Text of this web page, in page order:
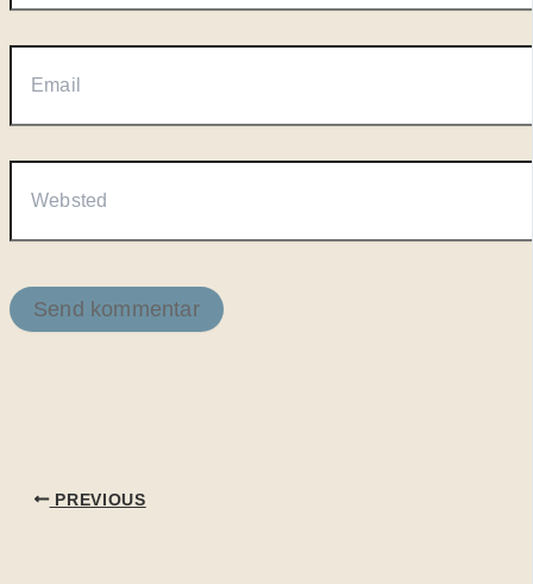
PREVIOUS